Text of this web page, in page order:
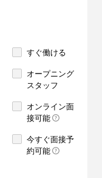
すぐ働ける
オープニング
スタッフ
オンライン面
接可能
今すぐ面接予
約可能